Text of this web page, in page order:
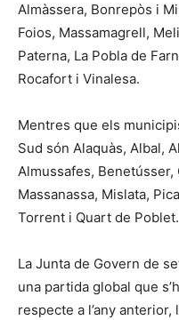
Almàssera, Bonrepòs i
Foios, Massamagrell,
Paterna, La Pobla de
Rocafort i Vinalesa.
Mentres que els
Sud són Alaquàs, Albal,
Almussafes,
Massanassa, Mislata,
Torrent i Quart de Poblet.
La Junta de Govern de
una partida global que
respecte a l’any